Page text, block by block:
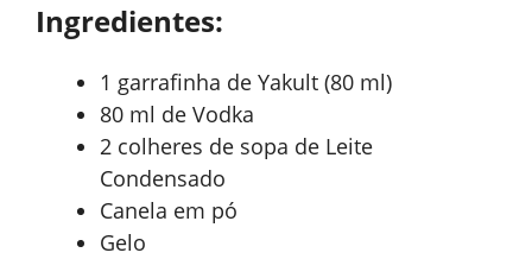
Ingredientes:
1 garrafinha de Yakult (80 ml)
80 ml de Vodka
2 colheres de sopa de Leite
Condensado
Canela em pó
Gelo